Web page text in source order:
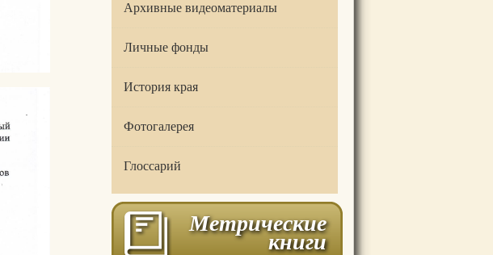
Архивные видеоматериалы
Личные фонды
История края
Фотогалерея
Глоссарий
Метрические
книги